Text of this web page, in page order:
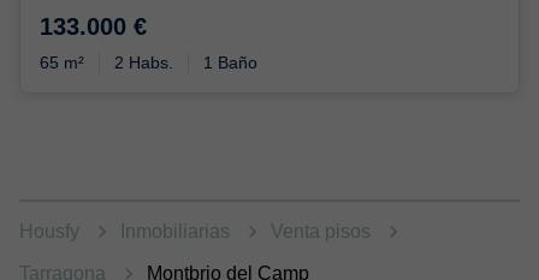
133.000 €
65 m² 2 Habs. 1 Baño
Housfy Inmobiliarias Venta pisos
Tarragona Montbrio del Camp